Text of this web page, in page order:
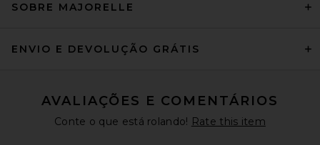
SOBRE MAJORELLE
ENVIO E DEVOLUÇÃO GRÁTIS
AVALIAÇÕES E COMENTÁRIOS
Conte o que está rolando! Rate this item